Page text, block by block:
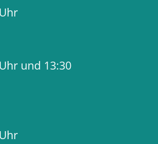
Ballei:
gratis
1 Euro
8 Euro
und 13:30